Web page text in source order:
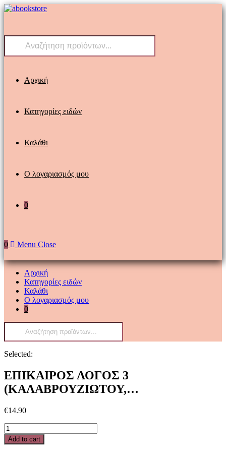
Skip
Products
Αρχική
Κατηγορίες ειδών
Καλάθι
Ο λογαριασμός μου
0
0 Menu Close
Αρχική
Κατηγορίες ειδών
Καλάθι
Ο λογαριασμός μου
0
Products
Selected:
ΕΠΙΚΑΙΡΟΣ ΛΟΓΟΣ 3
(ΚΑΛΑΒΡΟΥΖΙΩΤΟΥ,…
€14.90
ΕΠΙΚΑΙΡΟΣ
ΛΟΓΟΣ
3
Add to cart